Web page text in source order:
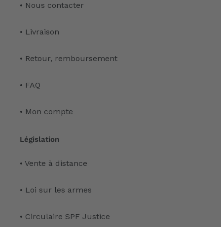
• Nous contacter
• Livraison
• Retour, remboursement
• FAQ
• Mon compte
Législation
• Vente à distance
• Loi sur les armes
• Circulaire SPF Justice